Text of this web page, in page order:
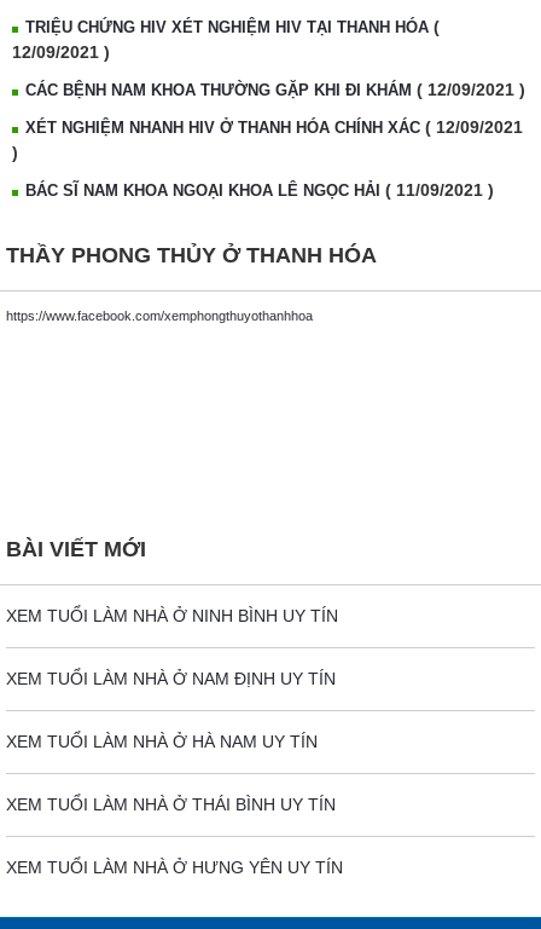
TRIỆU CHỨNG HIV XÉT NGHIỆM HIV TẠI THANH HÓA (
12/09/2021 )
CÁC BỆNH NAM KHOA THƯỜNG GẶP KHI ĐI KHÁM ( 12/09/2021 )
XÉT NGHIỆM NHANH HIV Ở THANH HÓA CHÍNH XÁC ( 12/09/2021
)
BÁC SĨ NAM KHOA NGOẠI KHOA LÊ NGỌC HẢI ( 11/09/2021 )
THẦY PHONG THỦY Ở THANH HÓA
https://www.facebook.com/xemphongthuyothanhhoa
BÀI VIẾT MỚI
XEM TUỔI LÀM NHÀ Ở NINH BÌNH UY TÍN
XEM TUỔI LÀM NHÀ Ở NAM ĐỊNH UY TÍN
XEM TUỔI LÀM NHÀ Ở HÀ NAM UY TÍN
XEM TUỔI LÀM NHÀ Ở THÁI BÌNH UY TÍN
XEM TUỔI LÀM NHÀ Ở HƯNG YÊN UY TÍN